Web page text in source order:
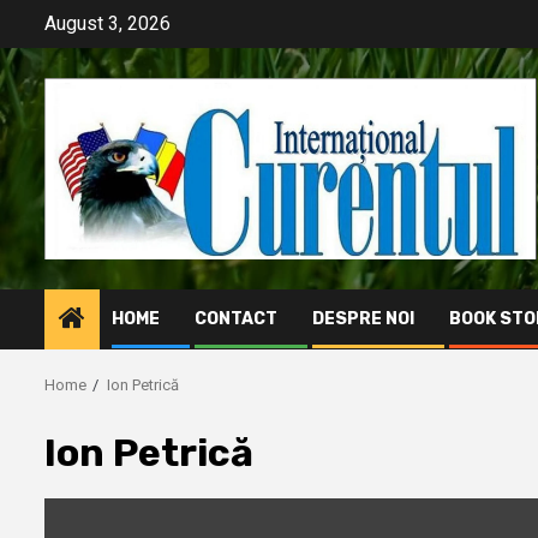
content
August 3, 2026
HOME CONTACT DESPRE NOI BOOK
Home Ion Petrică
Ion Petrică